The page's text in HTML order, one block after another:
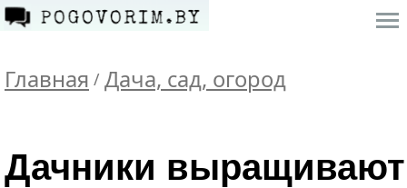
Главная / Дача, сад, огород
Дачники выращивают